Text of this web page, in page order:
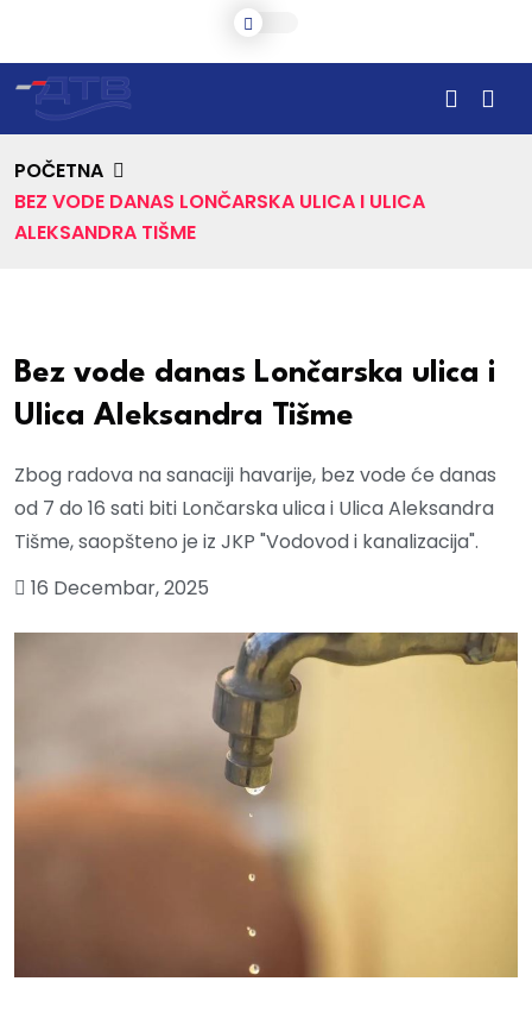
POČETNA
BEZ VODE DANAS LONČARSKA ULICA I ULICA
ALEKSANDRA TIŠME
Bez vode danas Lončarska ulica i
Ulica Aleksandra Tišme
Zbog radova na sanaciji havarije, bez vode će danas
od 7 do 16 sati biti Lončarska ulica i Ulica Aleksandra
Tišme, saopšteno je iz JKP "Vodovod i kanalizacija".
16 Decembar, 2025